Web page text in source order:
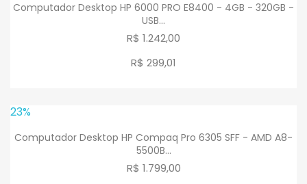
Computador Desktop HP 6000 PRO E8400 - 4GB - 320GB -
USB...
R$ 1.242,00
R$ 299,01
23%
Computador Desktop HP Compaq Pro 6305 SFF - AMD A8-
5500B...
R$ 1.799,00